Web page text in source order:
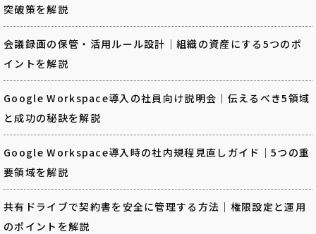
突破策を解説
会議録画の保管・活用ルール設計｜組織の資産にする5つのポ
イントを解説
Google Workspace導入の社員向け説明会｜伝えるべき5領域
と成功の秘訣を解説
Google Workspace導入時の社内規程見直しガイド｜5つの重
要領域を解説
共有ドライブで契約書を安全に管理する方法｜権限設定と運用
のポイントを解説